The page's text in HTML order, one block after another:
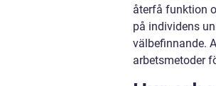
återfå funktion
på individens
välbefinnande.
arbetsmetoder